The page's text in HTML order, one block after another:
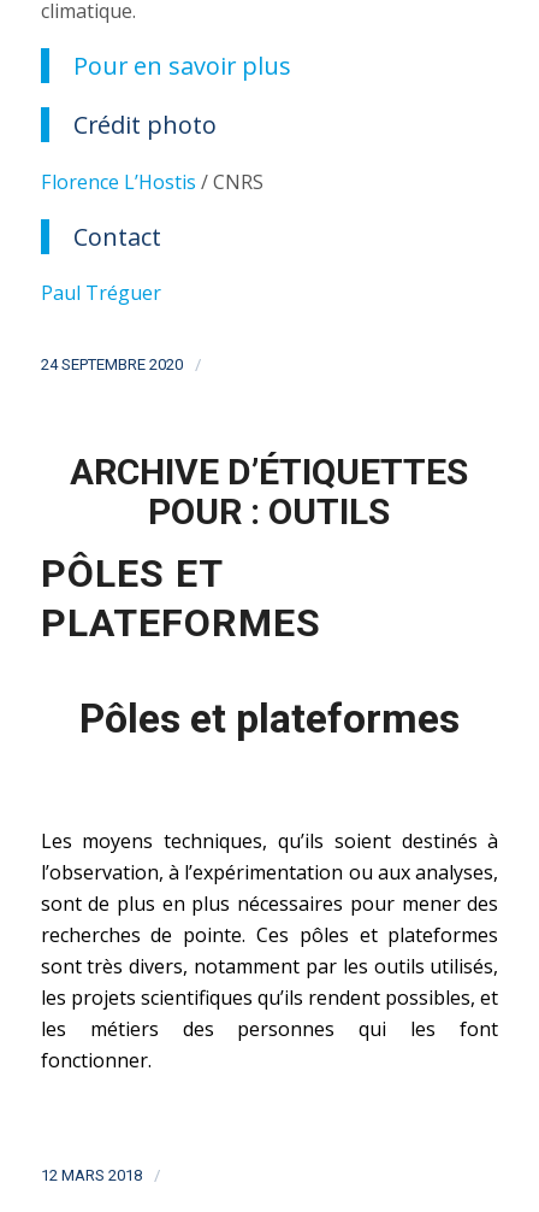
climatique.
Pour en savoir plus
Crédit photo
Florence L’Hostis / CNRS
Contact
Paul Tréguer
24 SEPTEMBRE 2020 /
ARCHIVE D’ÉTIQUETTES
POUR : OUTILS
PÔLES ET
PLATEFORMES
Pôles et plateformes
Les moyens techniques, qu’ils soient destinés à
l’observation, à l’expérimentation ou aux analyses,
sont de plus en plus nécessaires pour mener des
recherches de pointe. Ces pôles et plateformes
sont très divers, notamment par les outils utilisés,
les projets scientifiques qu’ils rendent possibles, et
les métiers des personnes qui les font
fonctionner.
12 MARS 2018 /